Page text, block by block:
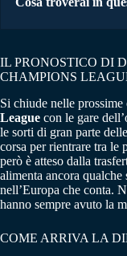
IL PRONOSTICO DI
CHAMPIONS
Si chiude nelle
League con le gare
le sorti di gran parte
corsa per rientrare tra le
però è atteso dalla
alimenta ancora
nell’Europa che conta.
hanno sempre avuto la
COME ARRIVA LA